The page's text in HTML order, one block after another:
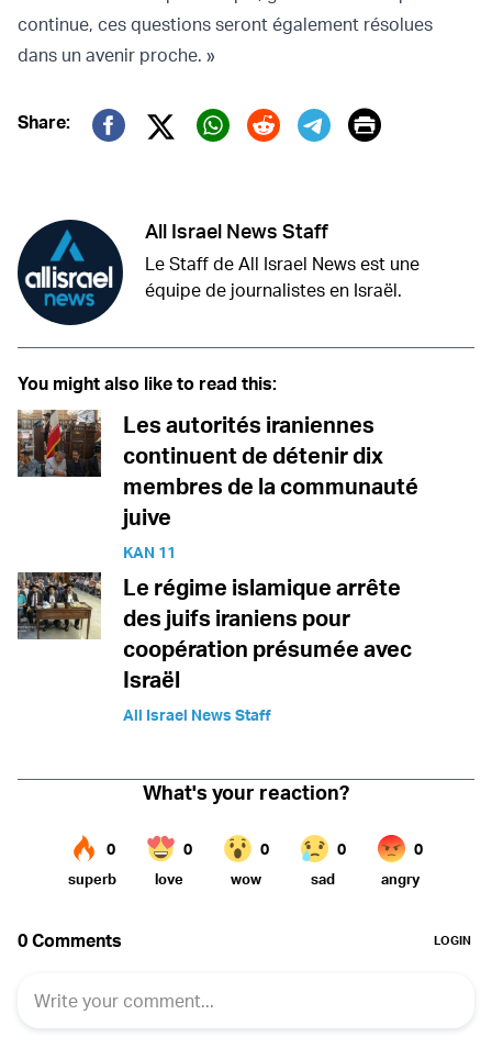
continue, ces questions seront également résolues
dans un avenir proche. »
Share:
Twitter (X)
Print
All Israel News Staff
Le Staff de All Israel News est une
équipe de journalistes en Israël.
You might also like to read this:
Les autorités iraniennes
continuent de détenir dix
membres de la communauté
juive
KAN 11
Le régime islamique arrête
des juifs iraniens pour
coopération présumée avec
Israël
All Israel News Staff